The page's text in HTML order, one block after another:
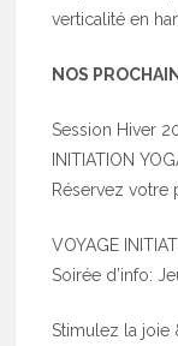
verticalité en
NOS
Session Hiver
INITIATION
Réservez votre
VOYAGE
Soirée d’info:
Stimulez la joie